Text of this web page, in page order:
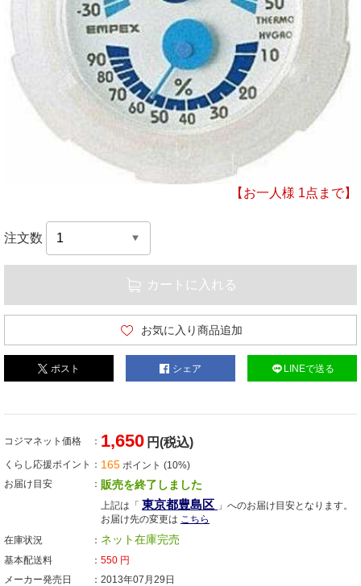
【お一人様 1点まで】
注文数
カートに入れる
お気に入り商品追加
ポスト シェア LINEで送る
コジマネット価格 1,650 円(税込)
くらし応援ポイント 165 ポイント (10%)
お届け目安
販売を終了しました
上記は「 東京都豊島区 」へのお届け目安となります。
お届け先の変更は こちら
在庫状況
ネット在庫完売
基本配送料 550 円
メーカー発売日
2013年07月29日